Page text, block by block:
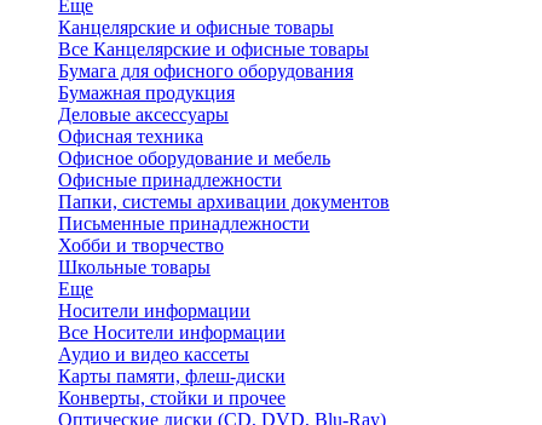
Еще
Канцелярские и офисные товары
Все Канцелярские и офисные товары
Бумага для офисного оборудования
Бумажная продукция
Деловые аксессуары
Офисная техника
Офисное оборудование и мебель
Офисные принадлежности
Папки, системы архивации документов
Письменные принадлежности
Хобби и творчество
Школьные товары
Еще
Носители информации
Все Носители информации
Аудио и видео кассеты
Карты памяти, флеш-диски
Конверты, стойки и прочее
Оптические диски (CD, DVD, Blu-Ray)